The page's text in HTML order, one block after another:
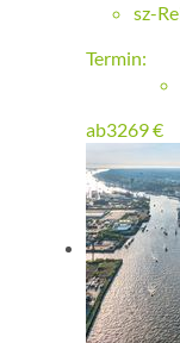
sz-
Termin:
ab3269€